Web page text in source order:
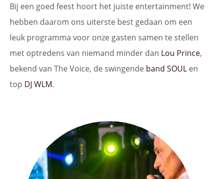
Bij een goed feest hoort het juiste entertainment! We
hebben daarom ons uiterste best gedaan om een
leuk programma voor onze gasten samen te stellen
met optredens van niemand minder dan Lou Prince,
bekend van The Voice, de swingende band SOUL en
top DJ WLM.